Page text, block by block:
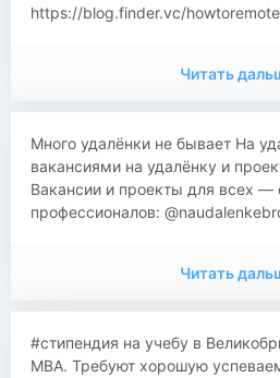
https://blog.finder.vc/
Читать
​Много удалёнки не бывает На
вакансиями на удалёнку и
Вакансии и проекты для всех —
профессионалов:
Читать
#стипендия на учебу в
MBA. Требуют хорошую